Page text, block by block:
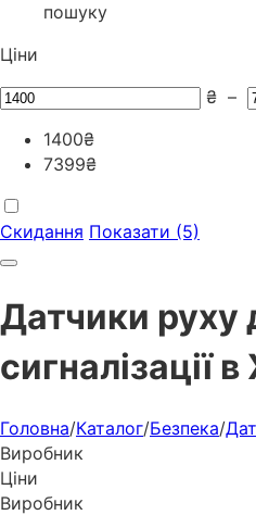
пошуку
Ціни
₴ –
1400₴
7399₴
Скидання Показати (5)
Датчики руху
сигналізації
Головна/Каталог/Безпека/
Виробник
Ціни
Виробник